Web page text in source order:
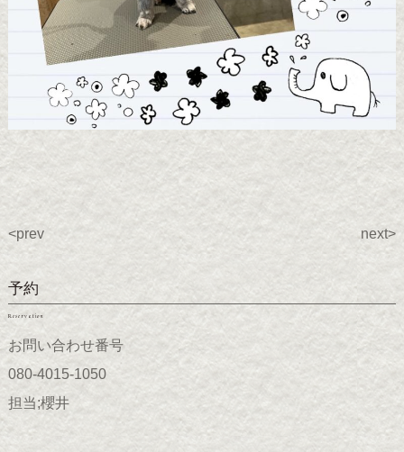
<prev next>
予約
Reservation
お問い合わせ番号
080-4015-1050
担当;櫻井